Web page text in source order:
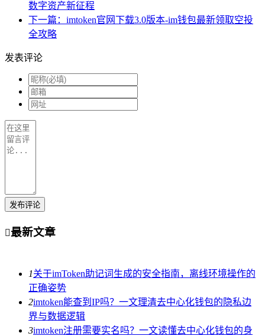
数字资产新征程
下一篇：imtoken官网下载3.0版本-im钱包最新领取空投
全攻略
发表评论
发布评论
最新文章
1关于imToken助记词生成的安全指南，离线环境操作的
正确姿势
2imtoken能查到IP吗？一文理清去中心化钱包的隐私边
界与数据逻辑
3imtoken注册需要实名吗？一文读懂去中心化钱包的身